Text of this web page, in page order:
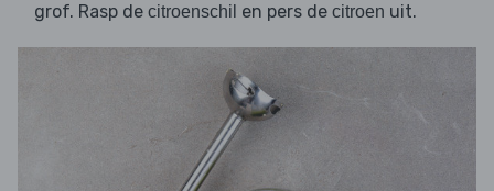
grof. Rasp de citroenschil en pers de citroen uit.